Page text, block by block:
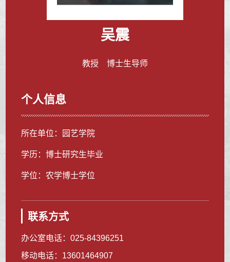
吴震
教授 博士生导师
个人信息
所在单位：园艺学院
学历：博士研究生毕业
学位：农学博士学位
联系方式
办公室电话：025-84396251
移动电话： 13601464907